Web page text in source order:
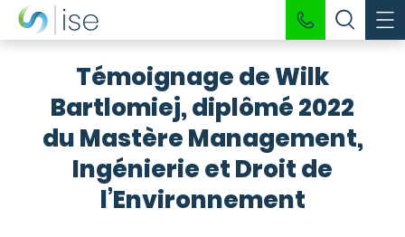
Témoignage de Wilk
Bartlomiej, diplômé 2022
du Mastère Management,
Ingénierie et Droit de
l’Environnement